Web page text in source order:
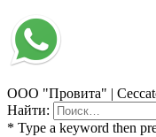
ООО "Провита" |
Найти:
* Type a keyword then